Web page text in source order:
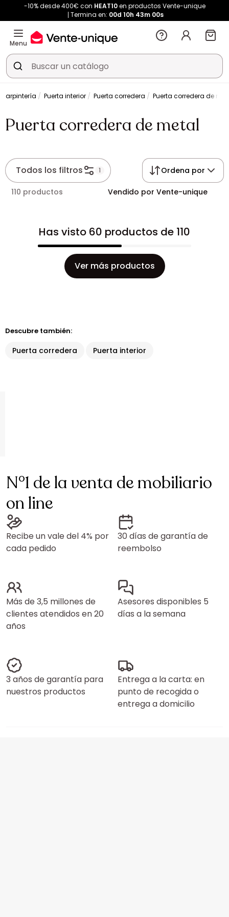
-10% desde 400€ con HEAT10en productos Vente-unique
Termina en: 00d 10h 42m 59s
Menu
Carpintería Puerta interior Puerta corredera Puerta corredera de
Puerta corredera de metal
Todos los filtros 1 Ordena por
110 productos Vendido por Vente-unique
Has visto 60 productos de 110
Ver más productos
Descubre también:
Puerta corredera Puerta interior
N°1 de la venta de mobiliario
on line
Recibe un vale del 4% por
cada pedido
30 días de garantía de
reembolso
Más de 3,5 millones de
clientes atendidos en 20
años
Asesores disponibles 5
días a la semana
3 años de garantía para
nuestros productos
Entrega a la carta: en
punto de recogida o
entrega a domicilio